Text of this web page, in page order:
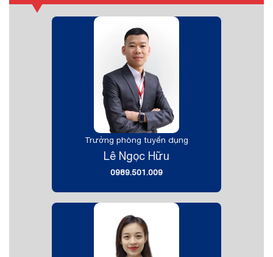
Trưởng phòng tuyển dụng
Lê Ngọc Hữu
0989.501.009